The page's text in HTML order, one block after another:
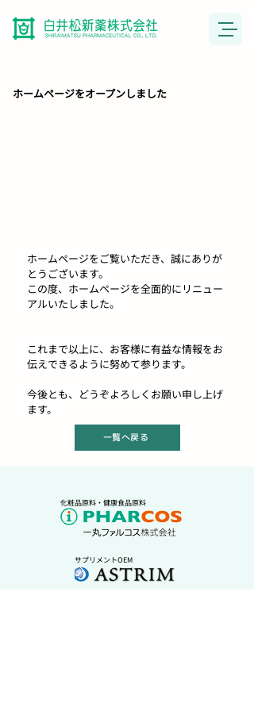
ホームページをオープンしました
ホームページをご覧いただき、誠にありが
とうございます。
この度、ホームページを全面的にリニュー
アルいたしました。
これまで以上に、お客様に有益な情報をお
伝えできるように努めて参ります。
今後とも、どうぞよろしくお願い申し上げ
ます。
一覧へ戻る
化粧品原料・健康食品原料
サプリメントOEM